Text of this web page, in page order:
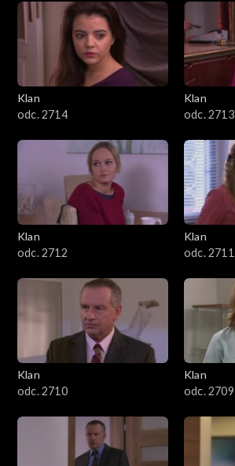
Klan
odc. 2714
Klan
odc. 2713
Klan
odc. 2712
Klan
odc. 2711
Klan
odc. 2710
Klan
odc. 2709